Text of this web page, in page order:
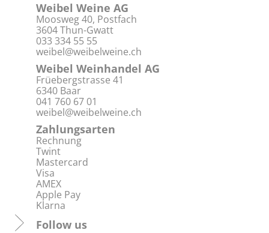
Weibel Weine AG
Moosweg 40, Postfach
3604 Thun-Gwatt
033 334 55 55
weibel@weibelweine.ch
Weibel Weinhandel AG
Früebergstrasse 41
6340 Baar
041 760 67 01
weibel@weibelweine.ch
Zahlungsarten
Rechnung
Twint
Mastercard
Visa
AMEX
Apple Pay
Klarna
Follow us